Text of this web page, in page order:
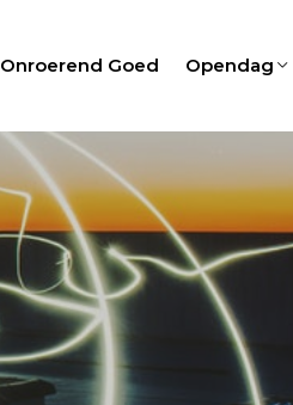
Onroerend Goed Opendag